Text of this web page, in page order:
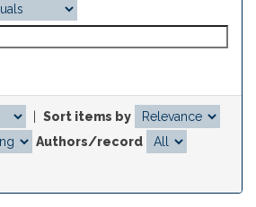
Sort items by
Authors/record